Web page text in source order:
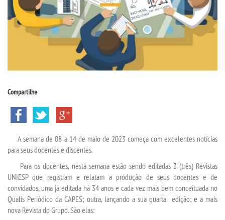
LICENCIATURAS
INSCREVA-SE
MATRÍCULA
EDITAL
Compartilhe
A semana de 08 a 14 de maio de 2023 começa com excelentes notícias
para seus docentes e discentes.
Para os docentes, nesta semana estão sendo editadas 3 (três) Revistas
UNIESP que registram e relatam a produção de seus docentes e de
convidados, uma já editada há 34 anos e cada vez mais bem conceituada no
Qualis Periódico da CAPES; outra, lançando a sua quarta edição; e a mais
nova Revista do Grupo. São elas: